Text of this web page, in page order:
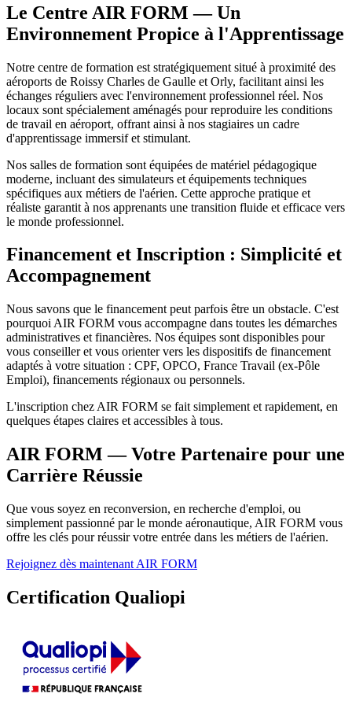
Le Centre AIR FORM — Un
Environnement Propice à l'Apprentissage
Notre centre de formation est stratégiquement situé à proximité des
aéroports de Roissy Charles de Gaulle et Orly, facilitant ainsi les
échanges réguliers avec l'environnement professionnel réel. Nos
locaux sont spécialement aménagés pour reproduire les conditions
de travail en aéroport, offrant ainsi à nos stagiaires un cadre
d'apprentissage immersif et stimulant.
Nos salles de formation sont équipées de matériel pédagogique
moderne, incluant des simulateurs et équipements techniques
spécifiques aux métiers de l'aérien. Cette approche pratique et
réaliste garantit à nos apprenants une transition fluide et efficace vers
le monde professionnel.
Financement et Inscription : Simplicité et
Accompagnement
Nous savons que le financement peut parfois être un obstacle. C'est
pourquoi AIR FORM vous accompagne dans toutes les démarches
administratives et financières. Nos équipes sont disponibles pour
vous conseiller et vous orienter vers les dispositifs de financement
adaptés à votre situation : CPF, OPCO, France Travail (ex-Pôle
Emploi), financements régionaux ou personnels.
L'inscription chez AIR FORM se fait simplement et rapidement, en
quelques étapes claires et accessibles à tous.
AIR FORM — Votre Partenaire pour une
Carrière Réussie
Que vous soyez en reconversion, en recherche d'emploi, ou
simplement passionné par le monde aéronautique, AIR FORM vous
offre les clés pour réussir votre entrée dans les métiers de l'aérien.
Rejoignez dès maintenant AIR FORM
Certification Qualiopi